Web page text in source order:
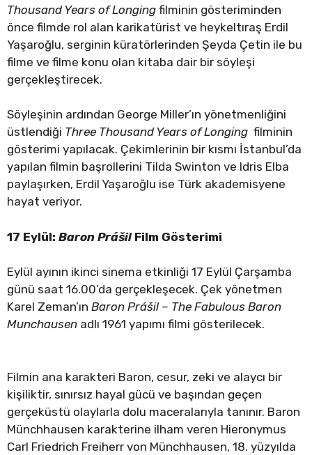
Thousand Years of Longing filminin gösteriminden
önce filmde rol alan karikatürist ve heykeltıraş Erdil
Yaşaroğlu, serginin küratörlerinden Şeyda Çetin ile bu
filme ve filme konu olan kitaba dair bir söyleşi
gerçekleştirecek.
Söyleşinin ardından George Miller’ın yönetmenliğini
üstlendiği Three Thousand Years of Longing filminin
gösterimi yapılacak. Çekimlerinin bir kısmı İstanbul’da
yapılan filmin başrollerini Tilda Swinton ve Idris Elba
paylaşırken, Erdil Yaşaroğlu ise Türk akademisyene
hayat veriyor.
17 Eylül: Baron PrášilFilm Gösterimi
Eylül ayının ikinci sinema etkinliği 17 Eylül Çarşamba
günü saat 16.00’da gerçekleşecek. Çek yönetmen
Karel Zeman’ın Baron Prášil – The Fabulous Baron
Munchausen adlı 1961 yapımı filmi gösterilecek.
Filmin ana karakteri Baron, cesur, zeki ve alaycı bir
kişiliktir, sınırsız hayal gücü ve başından geçen
gerçeküstü olaylarla dolu maceralarıyla tanınır. Baron
Münchhausen karakterine ilham veren Hieronymus
Carl Friedrich Freiherr von Münchhausen, 18. yüzyılda